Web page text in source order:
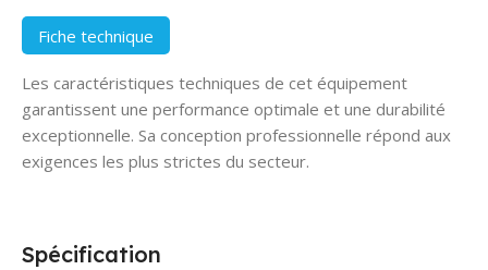
Fiche technique
Les caractéristiques techniques de cet équipement
garantissent une performance optimale et une durabilité
exceptionnelle. Sa conception professionnelle répond aux
exigences les plus strictes du secteur.
Spécification